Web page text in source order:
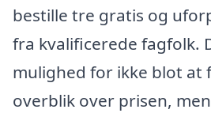
bestille tre gratis og
fra kvalificerede fagfolk.
mulighed for ikke blot at
overblik over prisen,